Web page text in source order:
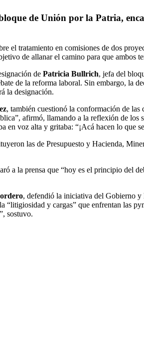
de Unión por la Patria,
el tratamiento en comisiones de dos
de allanar el camino para que
de Patricia Bullrich, jefa del
de la reforma laboral. Sin embargo, la
la designación.
, también cuestionó la conformación de las
afirmó, llamando a la reflexión de
en voz alta y gritaba: “¡Acá hacen lo que
las de Presupuesto y Hacienda,
a la prensa que “hoy es el principio del
, defendió la iniciativa del Gobierno y
“litigiosidad y cargas” que enfrentan las
sostuvo.